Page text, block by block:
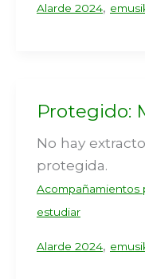
Alarde 2024,
Protegido:
No hay
protegida.
Acompañamientos
estudiar
Alarde 2024,